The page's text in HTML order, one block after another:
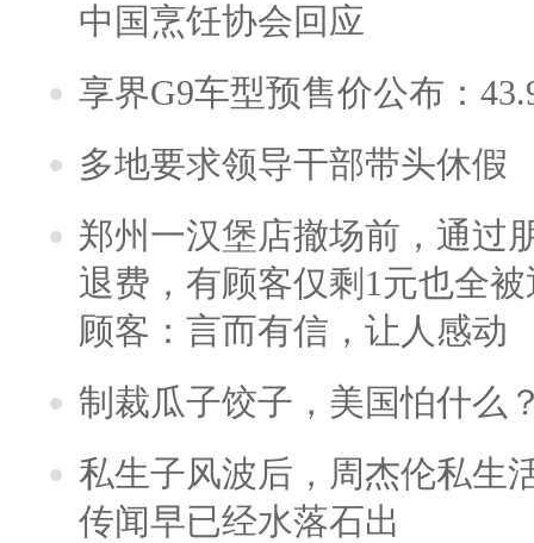
中国烹饪协会回应
享界G9车型预售价公布：
多地要求领导干部带头休假
郑州一汉堡店撤场前，通过
退费，有顾客仅剩1元也全
顾客：言而有信，让人感动
制裁瓜子饺子，美国怕什么
私生子风波后，周杰伦私生
传闻早已经水落石出